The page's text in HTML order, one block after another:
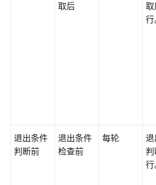
任
共
取后
取
行
退出条件
判断前
退出条件
检查前
每轮
退
判
行